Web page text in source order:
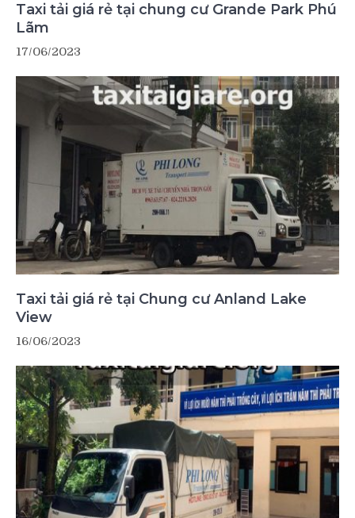
Taxi tải giá rẻ tại chung cư Grande Park Phú
Lãm
17/06/2023
Taxi tải giá rẻ tại Chung cư Anland Lake
View
16/06/2023